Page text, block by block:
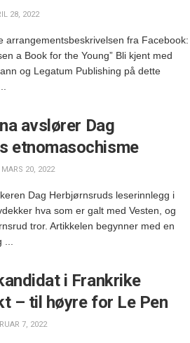
28, 2022
arrangementsbeskrivelsen fra Facebook:
a Book for the Young” Bli kjent med
og Legatum Publishing på dette
avslører Dag
etnomasochisme
MARS 20, 2022
Dag Herbjørnsruds leserinnlegg i
hva som er galt med Vesten, og
tror. Artikkelen begynner med en
i Frankrike
– til høyre for Le Pen
7, 2022